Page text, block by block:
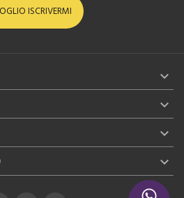
ISCRIVERMI



